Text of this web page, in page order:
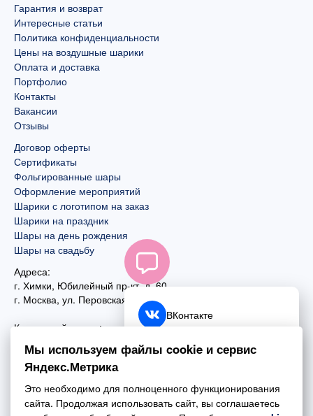
Гарантия и возврат
Интересные статьи
Политика конфиденциальности
Цены на воздушные шарики
Оплата и доставка
Портфолио
Контакты
Вакансии
Отзывы
Договор оферты
Сертификаты
Фольгированные шары
Оформление мероприятий
Шарики с логотипом на заказ
Шарики на праздник
Шары на день рождения
Шары на свадьбу
Адреса:
г. Химки, Юбилейный пр-кт, д. 60
г. Москва, ул. Перовская, д. 59
Контактный номер:
+7 (495) 970-44-75
Почта:
mail@esta-fiesta.ru
ВКонтакте
Telegram
Обратный звонок
Мы используем файлы cookie и сервис
Яндекс.Метрика
Это необходимо для полноценного функционирования
сайта. Продолжая использовать сайт, вы соглашаетесь